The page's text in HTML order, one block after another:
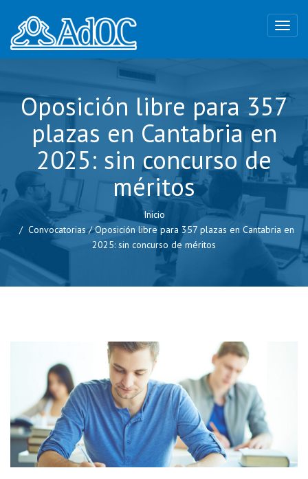
Oposición libre para 357
plazas en Cantabria en
2025: sin concurso de
méritos
Inicio
Convocatorias /Oposición libre para 357 plazas en Cantabria en
2025: sin concurso de méritos